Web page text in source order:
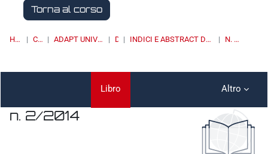
Torna al corso
HOME CORSI ADAPT UNIVERSITY PRESS DRI INDICI E ABSTRACT DEI NUMERI PUBBLICATI N. 2/2014
Libro Altro
n. 2/2014